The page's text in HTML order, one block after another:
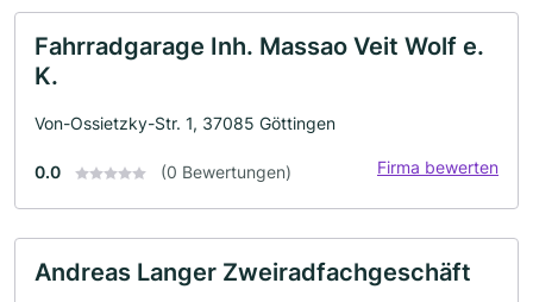
Fahrradgarage Inh. Massao Veit Wolf e.
K.
Von-Ossietzky-Str. 1, 37085 Göttingen
0.0 (0 Bewertungen) Firma bewerten
Andreas Langer Zweiradfachgeschäft